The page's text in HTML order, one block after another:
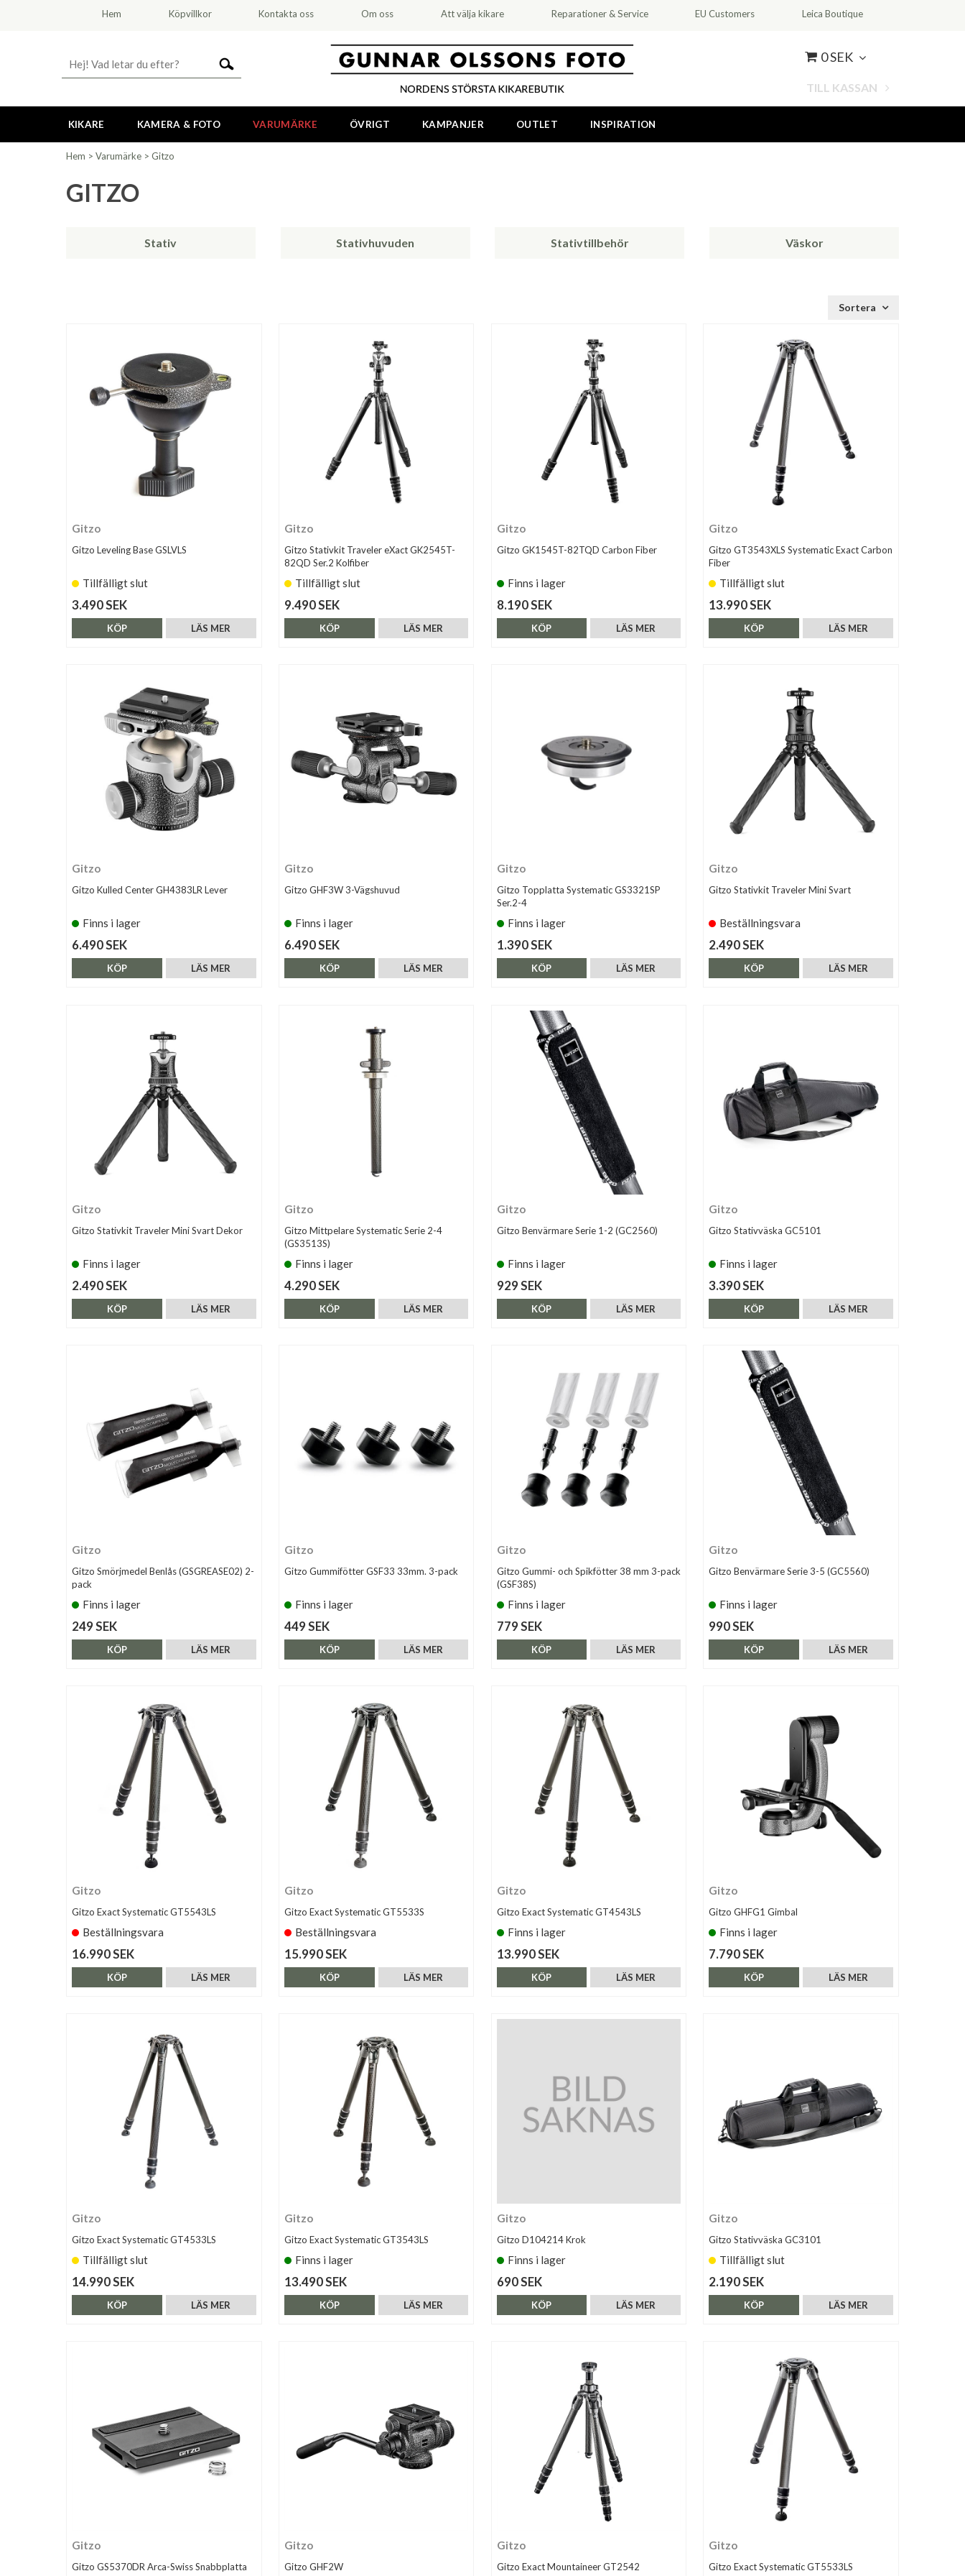
Hem Köpvillkor Kontakta oss Om oss Att välja kikare Reparationer & Service EU Customers Leica Boutique
0 SEK
TILL KASSAN
KIKARE KAMERA & FOTO VARUMÄRKE ÖVRIGT KAMPANJER OUTLET INSPIRATION
Hem > Varumärke > Gitzo
GITZO
Stativ Stativhuvuden Stativtillbehör Väskor
Sortera
Gitzo
Gitzo Leveling Base GSLVLS
Tillfälligt slut
3.490 SEK
LÄS MER
KÖP
Gitzo
Gitzo Stativkit Traveler eXact GK2545T-
82QD Ser.2 Kolfiber
Tillfälligt slut
9.490 SEK
LÄS MER
KÖP
Gitzo
Gitzo GK1545T-82TQD Carbon Fiber
Finns i lager
8.190 SEK
LÄS MER
KÖP
Gitzo
Gitzo GT3543XLS Systematic Exact Carbon
Fiber
Tillfälligt slut
13.990 SEK
LÄS MER
KÖP
Gitzo
Gitzo Kulled Center GH4383LR Lever
Finns i lager
6.490 SEK
LÄS MER
KÖP
Gitzo
Gitzo GHF3W 3-Vägshuvud
Finns i lager
6.490 SEK
LÄS MER
KÖP
Gitzo
Gitzo Topplatta Systematic GS3321SP
Ser.2-4
Finns i lager
1.390 SEK
LÄS MER
KÖP
Gitzo
Gitzo Stativkit Traveler Mini Svart
Beställningsvara
2.490 SEK
LÄS MER
KÖP
Gitzo
Gitzo Stativkit Traveler Mini Svart Dekor
Finns i lager
2.490 SEK
LÄS MER
KÖP
Gitzo
Gitzo Mittpelare Systematic Serie 2-4
(GS3513S)
Finns i lager
4.290 SEK
LÄS MER
KÖP
Gitzo
Gitzo Benvärmare Serie 1-2 (GC2560)
Finns i lager
929 SEK
LÄS MER
KÖP
Gitzo
Gitzo Stativväska GC5101
Finns i lager
3.390 SEK
LÄS MER
KÖP
Gitzo
Gitzo Smörjmedel Benlås (GSGREASE02) 2-
pack
Finns i lager
249 SEK
LÄS MER
KÖP
Gitzo
Gitzo Gummifötter GSF33 33mm. 3-pack
Finns i lager
449 SEK
LÄS MER
KÖP
Gitzo
Gitzo Gummi- och Spikfötter 38 mm 3-pack
(GSF38S)
Finns i lager
779 SEK
LÄS MER
KÖP
Gitzo
Gitzo Benvärmare Serie 3-5 (GC5560)
Finns i lager
990 SEK
LÄS MER
KÖP
Gitzo
Gitzo Exact Systematic GT5543LS
Beställningsvara
16.990 SEK
LÄS MER
KÖP
Gitzo
Gitzo Exact Systematic GT5533S
Beställningsvara
15.990 SEK
LÄS MER
KÖP
Gitzo
Gitzo Exact Systematic GT4543LS
Finns i lager
13.990 SEK
LÄS MER
KÖP
Gitzo
Gitzo GHFG1 Gimbal
Finns i lager
7.790 SEK
LÄS MER
KÖP
Gitzo
Gitzo Exact Systematic GT4533LS
Tillfälligt slut
14.990 SEK
LÄS MER
KÖP
Gitzo
Gitzo Exact Systematic GT3543LS
Finns i lager
13.490 SEK
LÄS MER
KÖP
Gitzo
Gitzo D104214 Krok
Finns i lager
690 SEK
LÄS MER
KÖP
Gitzo
Gitzo Stativväska GC3101
Tillfälligt slut
2.190 SEK
LÄS MER
KÖP
Gitzo
Gitzo GS5370DR Arca-Swiss Snabbplatta
Gitzo
Gitzo GHF2W
Gitzo
Gitzo Exact Mountaineer GT2542
Gitzo
Gitzo Exact Systematic GT5533LS